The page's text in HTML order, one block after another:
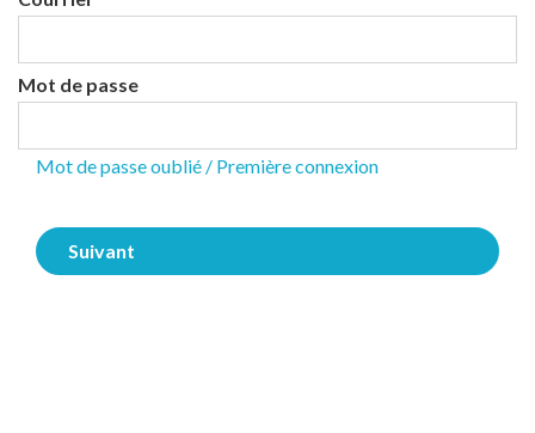
Mot de passe
Mot de passe oublié / Première connexion